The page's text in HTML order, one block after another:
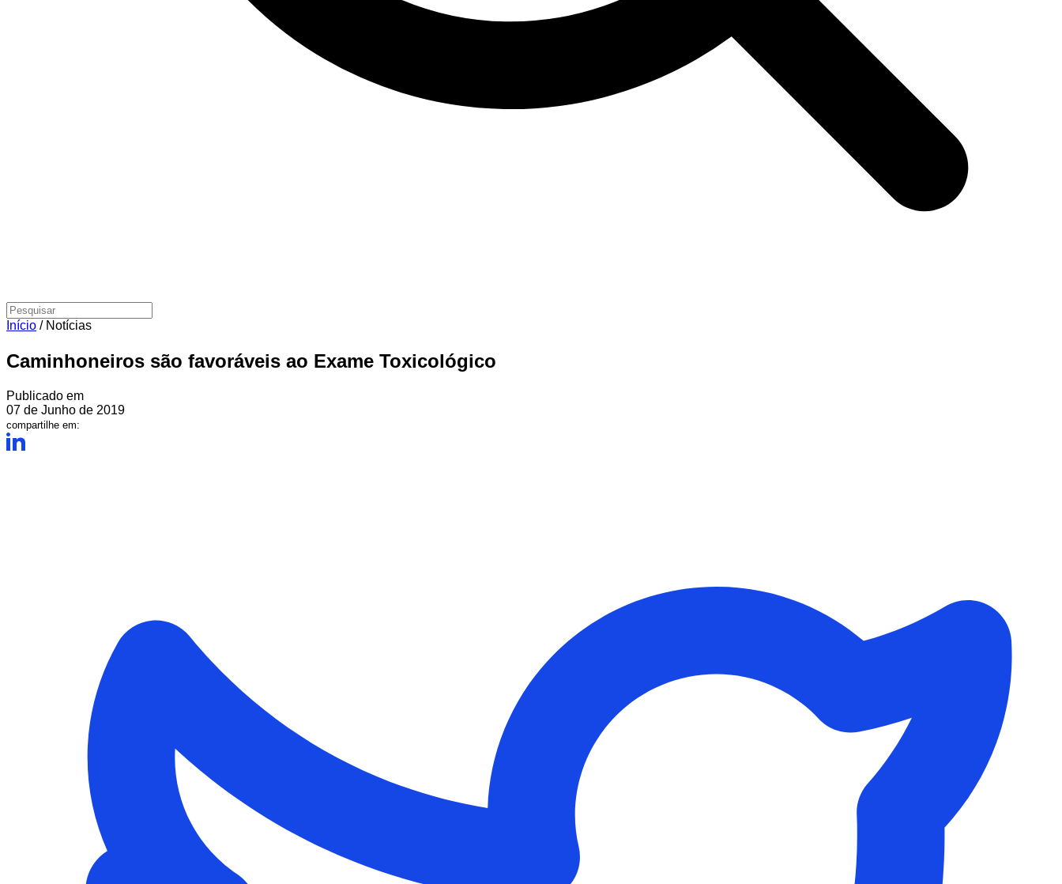
Início / Notícias
Caminhoneiros são favoráveis ao Exame Toxicológico
Publicado em
07 de Junho de 2019
compartilhe em: